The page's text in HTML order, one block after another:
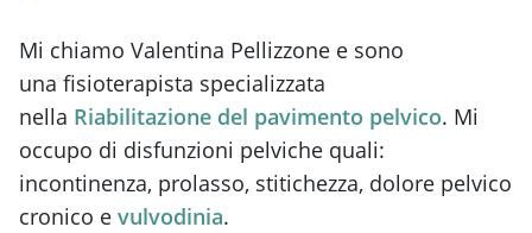
Mi chiamo Valentina Pellizzone e sono
una fisioterapista specializzata
nella Riabilitazione del pavimento pelvico. Mi
occupo di disfunzioni pelviche quali:
incontinenza, prolasso, stitichezza, dolore pelvico
cronico e vulvodinia.